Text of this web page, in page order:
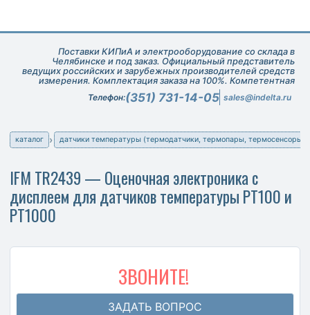
Поставки КИПиА и электрооборудование со склада в
Челябинске и под заказ. Официальный представитель
ведущих российских и зарубежных производителей средств
измерения. Комплектация заказа на 100%. Компетентная
техническая поддержка при подборе оборудования.
Телефон:(351) 731-14-05 sales@indelta.ru
каталог датчики температуры (термодатчики, термопары, термосенсоры)
IFM TR2439 — Оценочная электроника с
дисплеем для датчиков температуры PT100 и
PT1000
ЗВОНИТЕ!
ЗАДАТЬ ВОПРОС